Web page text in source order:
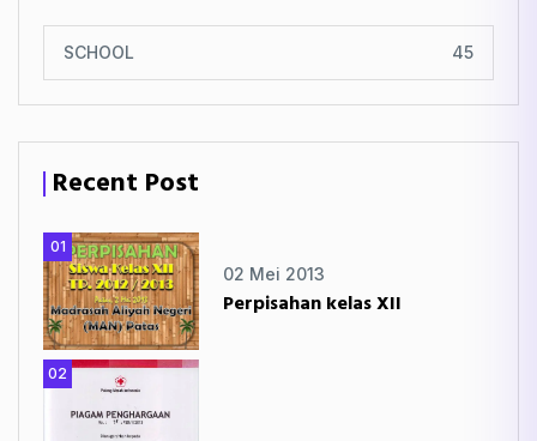
SCHOOL 45
Recent Post
01
02 Mei 2013
Perpisahan kelas XII
02